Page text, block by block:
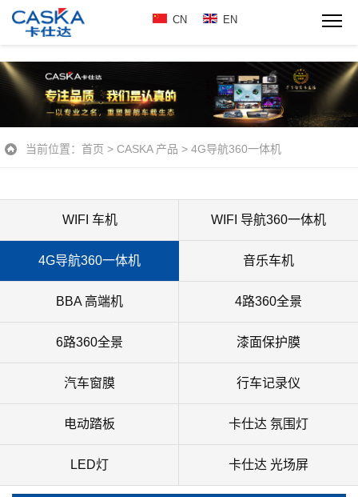
CN EN
当前位置： 首页 > CASKA 产品 > 4G导航360一体机
WIFI 车机 WIFI 导航360一体机
4G导航360一体机 音乐车机
BBA 高端机 4路360全景
6路360全景 漆面保护膜
汽车窗膜 行车记录仪
电动踏板 卡仕达 氛围灯
LED灯 卡仕达 光场屏